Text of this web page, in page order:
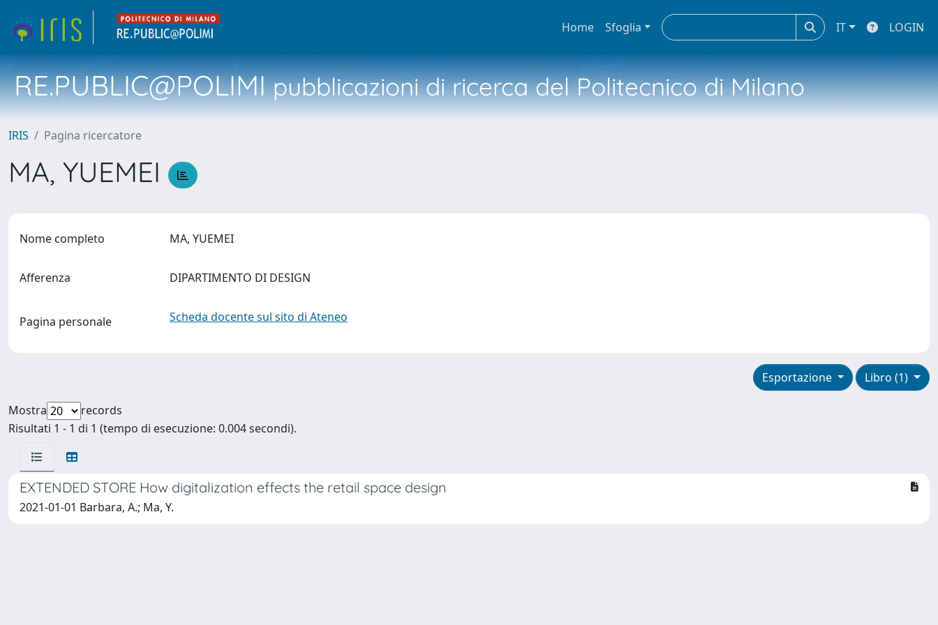
Home Sfoglia IT LOGIN
RE.PUBLIC@POLIMIpubblicazioni di ricerca del Politecnico di Milano
IRIS Pagina ricercatore
MA, YUEMEI
Nome completo MA, YUEMEI
Afferenza DIPARTIMENTO DI DESIGN
Pagina personale Scheda docente sul sito di Ateneo
Libro (1)
Esportazione
Mostra
records
Risultati 1 - 1 di 1 (tempo di esecuzione: 0.004 secondi).
EXTENDED STORE How digitalization effects the retail space design
2021-01-01 Barbara, A.; Ma, Y.